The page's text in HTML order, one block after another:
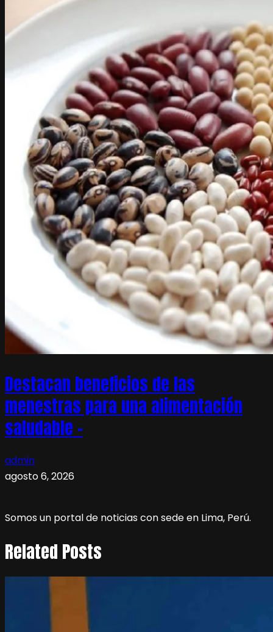
Destacan beneficios de las
menestras para una alimentación
saludable –
admin
agosto 6, 2026
Somos un portal de noticias con sede en Lima, Perú.
Related Posts